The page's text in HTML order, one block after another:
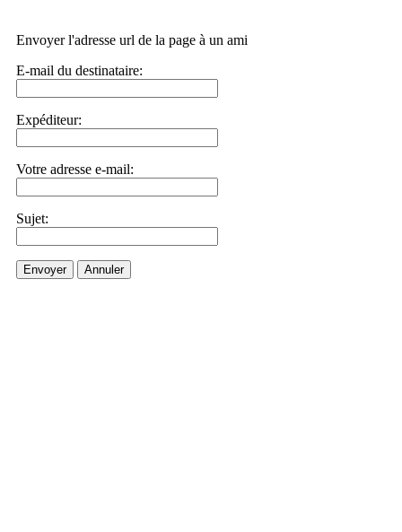
Envoyer l'adresse url de la page à un ami
E-mail du destinataire:
Expéditeur:
Votre adresse e-mail:
Sujet:
Envoyer Annuler